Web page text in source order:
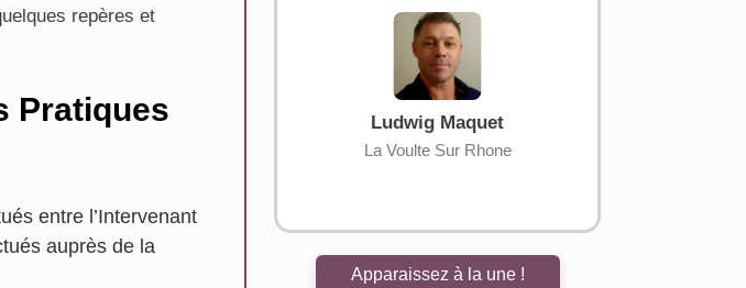
repères et
Pratiques
entre l’Intervenant
auprès de la
Sarah HAUËT-LACONDEMINE Ludwig Maquet
La Voulte Sur Rhone
Apparaissez à la une !